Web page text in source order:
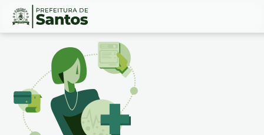
Ir
Conteúdo